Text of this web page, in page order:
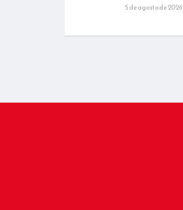
5 de agosto de 2026